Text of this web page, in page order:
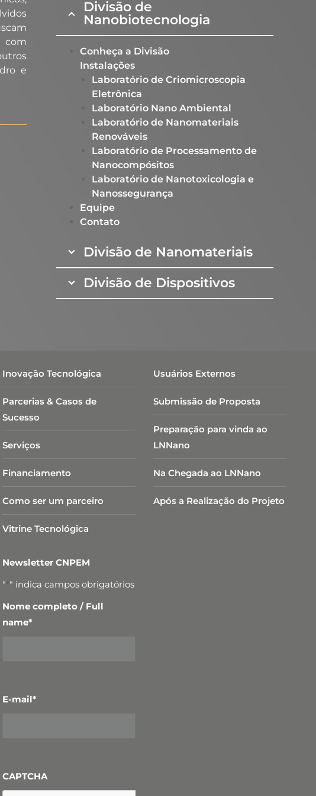
com
e
Divisão de
Nanobiotecnologia
Conheça a Divisão
Instalações
Laboratório de Criomicroscopia
Eletrônica
Laboratório Nano Ambiental​
Laboratório de Nanomateriais
Renováveis​
Laboratório de Processamento de
Nanocompósitos​
Laboratório de Nanotoxicologia e
Nanossegurança ​
Equipe
Contato
Divisão de Nanomateriais
Divisão de Dispositivos
Inovação Tecnológica
Parcerias & Casos de
Sucesso
Serviços
Financiamento
Como ser um parceiro
Vitrine Tecnológica
Usuários Externos
Submissão de Proposta
Preparação para vinda ao
LNNano
Na Chegada ao LNNano
Após a Realização do Projeto
Newsletter CNPEM
"*" indica campos obrigatórios
Nome completo / Full
name*
E-mail*
CAPTCHA